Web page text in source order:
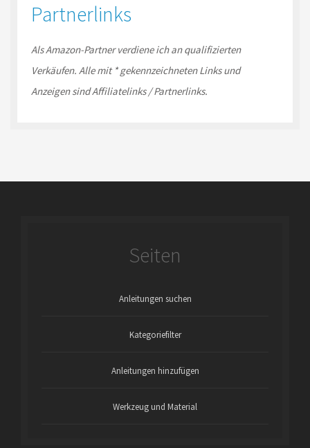
Partnerlinks
Als Amazon-Partnerverdiene ich an qualifizierten
Verkäufen. Alle mit * gekennzeichneten Links und
Anzeigen sind Affiliatelinks / Partnerlinks.
Seiten
Anleitungen suchen
Kategoriefilter
Anleitungen hinzufügen
Werkzeug und Material